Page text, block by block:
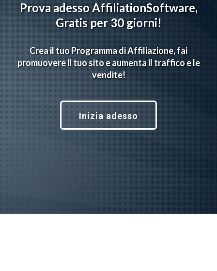
Prova adesso AffiliationSoftware,
Gratis per 30 giorni!
Crea il tuo Programma di Affiliazione, fai
promuovere il tuo sito e aumenta il traffico e le
vendite!
Inizia adesso